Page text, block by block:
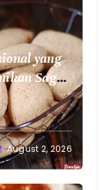
yang
Sagu
August 2, 2026